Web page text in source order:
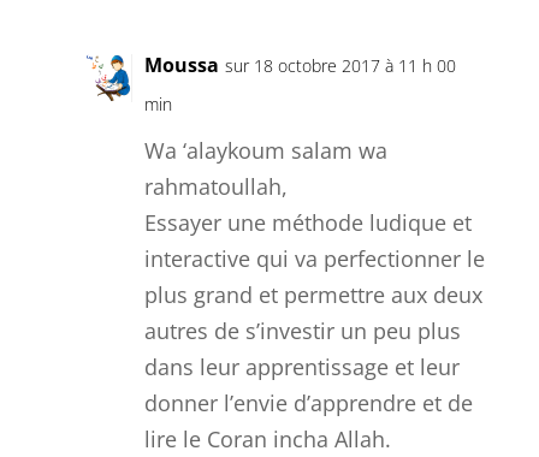
Moussa sur 18 octobre 2017 à 11 h 00
min
Wa ‘alaykoum salam wa
rahmatoullah,
Essayer une méthode ludique et
interactive qui va perfectionner le
plus grand et permettre aux deux
autres de s’investir un peu plus
dans leur apprentissage et leur
donner l’envie d’apprendre et de
lire le Coran incha Allah.